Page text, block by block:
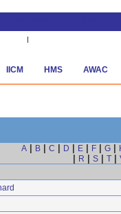
IICM HMS AWAC
A| B| C D E| F| G|
R S| T|